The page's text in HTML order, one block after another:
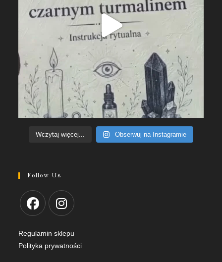
Wczytaj więcej... Obserwuj na Instagramie
Follow Us
Regulamin sklepu
Polityka prywatności